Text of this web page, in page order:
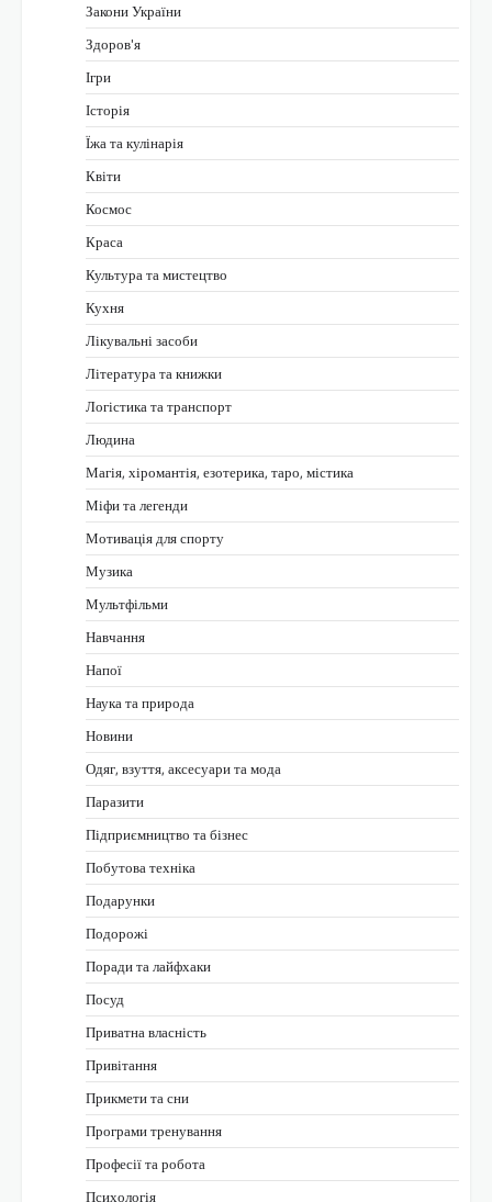
Закони України
Здоров'я
Ігри
Історія
Їжа та кулінарія
Квіти
Космос
Краса
Культура та мистецтво
Кухня
Лікувальні засоби
Література та книжки
Логістика та транспорт
Людина
Магія, хіромантія, езотерика, таро, містика
Міфи та легенди
Мотивація для спорту
Музика
Мультфільми
Навчання
Напої
Наука та природа
Новини
Одяг, взуття, аксесуари та мода
Паразити
Підприємництво та бізнес
Побутова техніка
Подарунки
Подорожі
Поради та лайфхаки
Посуд
Приватна власність
Привітання
Прикмети та сни
Програми тренування
Професії та робота
Психологія